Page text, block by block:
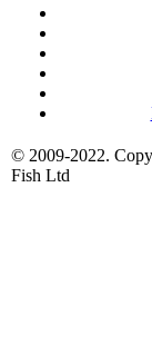
© 2009-2022.
Fish Ltd